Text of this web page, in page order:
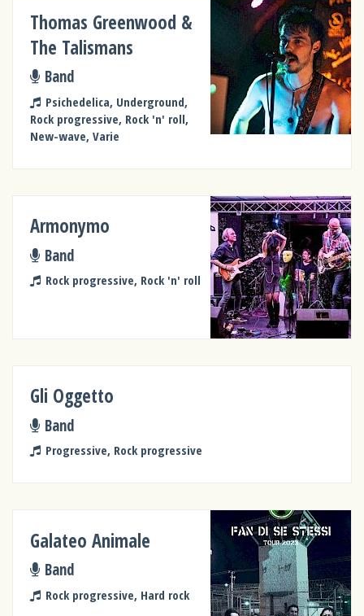
Thomas Greenwood &
The Talismans
Band
Psichedelica, Underground,
Rock progressive, Rock 'n' roll,
New-wave, Varie
Armonymo
Band
Rock progressive, Rock 'n' roll
Gli Oggetto
Band
Progressive, Rock progressive
Galateo Animale
Band
Rock progressive, Hard rock